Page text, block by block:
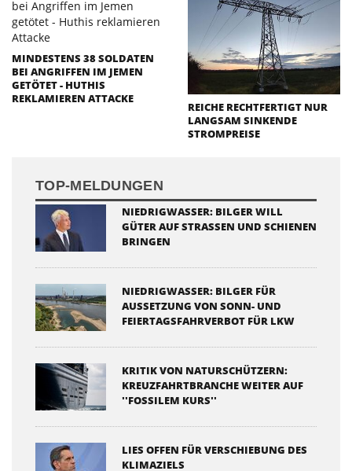
MINDESTENS 38 SOLDATEN
BEI ANGRIFFEN IM JEMEN
GETÖTET - HUTHIS
REKLAMIEREN ATTACKE
REICHE RECHTFERTIGT NUR
LANGSAM SINKENDE
STROMPREISE
TOP-MELDUNGEN
NIEDRIGWASSER: BILGER WILL
GÜTER AUF STRASSEN UND SCHIENEN B
RINGEN
NIEDRIGWASSER: BILGER FÜR
AUSSETZUNG VON SONN- UND
FEIERTAGSFAHRVERBOT FÜR LKW
KRITIK VON NATURSCHÜTZERN:
KREUZFAHRTBRANCHE WEITER AUF
''FOSSILEM KURS''
LIES OFFEN FÜR VERSCHIEBUNG DES
KLIMAZIELS